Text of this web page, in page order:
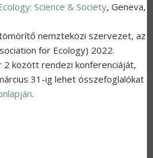
Science & Society, Geneva,
nemzteközi szervezet, az
for Ecology) 2022.
között rendezi konferenciáját,
31-ig lehet összefoglalókat
.